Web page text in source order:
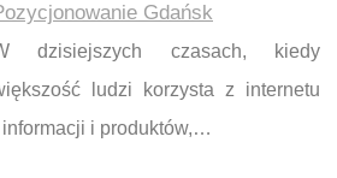
Gdańsk
dzisiejszych czasach, kiedy
ludzi korzysta z internetu
informacji i produktów,…